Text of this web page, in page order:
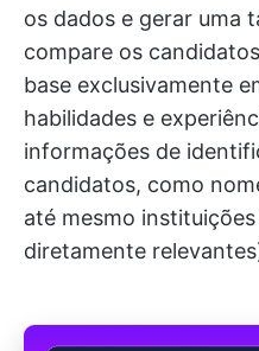
os dados e gerar uma
compare os
base exclusivamente
habilidades e
informações de
candidatos, como
até mesmo
diretamente